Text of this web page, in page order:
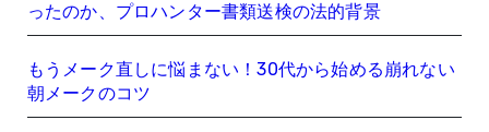
ったのか、プロハンター書類送検の法的背景
もうメーク直しに悩まない！30代から始める崩れない
朝メークのコツ